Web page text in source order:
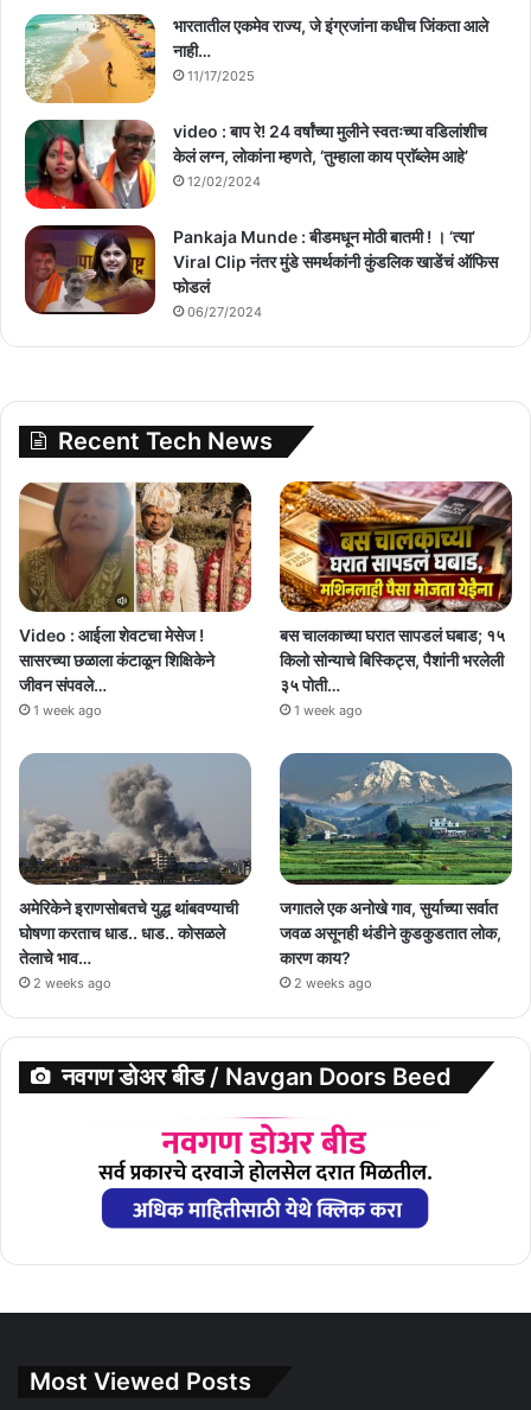
भारतातील एकमेव राज्य, जे इंग्रजांना कधीच जिंकता आले
नाही…
11/17/2025
video : बाप रे! 24 वर्षांच्या मुलीने स्वतःच्या वडिलांशीच
केलं लग्न, लोकांना म्हणते, ‘तुम्हाला काय प्राॅब्लेम आहे’
12/02/2024
Pankaja Munde : बीडमधून मोठी बातमी ! । ‘त्या’
Viral Clip नंतर मुंडे समर्थकांनी कुंडलिक खाडेंचं ऑफिस
फोडलं
06/27/2024
Recent Tech News
Video : आईला शेवटचा मेसेज !
सासरच्या छळाला कंटाळून शिक्षिकेने
जीवन संपवले…
1 week ago
बस चालकाच्या घरात सापडलं घबाड; १५
किलो सोन्याचे बिस्किट्स, पैशांनी भरलेली
३५ पोती…
1 week ago
अमेरिकेने इराणसोबतचे युद्ध थांबवण्याची
घोषणा करताच धाड.. धाड.. कोसळले
तेलाचे भाव…
2 weeks ago
जगातले एक अनोखे गाव, सुर्याच्या सर्वात
जवळ असूनही थंडीने कुडकुडतात लोक,
कारण काय?
2 weeks ago
नवगण डोअर बीड / Navgan Doors Beed
Most Viewed Posts